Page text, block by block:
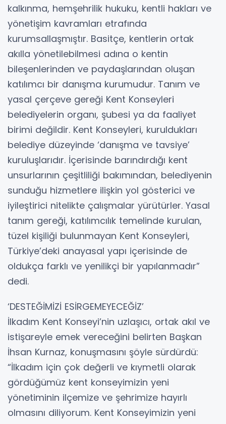
kalkınma, hemşehrilik hukuku, kentli hakları ve
yönetişim kavramları etrafında
kurumsallaşmıştır. Basitçe, kentlerin ortak
akılla yönetilebilmesi adına o kentin
bileşenlerinden ve paydaşlarından oluşan
katılımcı bir danışma kurumudur. Tanım ve
yasal çerçeve gereği Kent Konseyleri
belediyelerin organı, şubesi ya da faaliyet
birimi değildir. Kent Konseyleri, kuruldukları
belediye düzeyinde ‘danışma ve tavsiye’
kuruluşlarıdır. İçerisinde barındırdığı kent
unsurlarının çeşitliliği bakımından, belediyenin
sunduğu hizmetlere ilişkin yol gösterici ve
iyileştirici nitelikte çalışmalar yürütürler. Yasal
tanım gereği, katılımcılık temelinde kurulan,
tüzel kişiliği bulunmayan Kent Konseyleri,
Türkiye’deki anayasal yapı içerisinde de
oldukça farklı ve yenilikçi bir yapılanmadır”
dedi.
‘DESTEĞİMİZİ ESİRGEMEYECEĞİZ’
İlkadım Kent Konseyi’nin uzlaşıcı, ortak akıl ve
istişareyle emek vereceğini belirten Başkan
İhsan Kurnaz, konuşmasını şöyle sürdürdü:
“İlkadım için çok değerli ve kıymetli olarak
gördüğümüz kent konseyimizin yeni
yönetiminin ilçemize ve şehrimize hayırlı
olmasını diliyorum. Kent Konseyimizin yeni